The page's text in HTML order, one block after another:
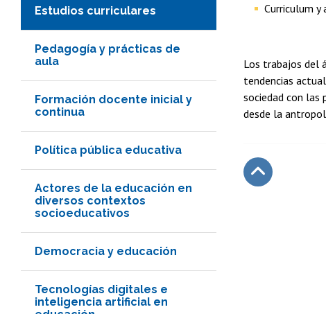
Estudios curriculares
Pedagogía y prácticas de
aula
Formación docente inicial y
continua
Política pública educativa
Actores de la educación en
diversos contextos
socioeducativos
Democracia y educación
Tecnologías digitales e
inteligencia artificial en
Curriculum y
Los trabajos del
tendencias
sociedad con las
desde la